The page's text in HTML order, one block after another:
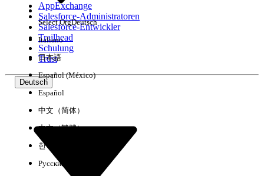
AppExchange
Salesforce-Administratoren
Salesforce-Entwickler
Trailhead
Schulung
Trust
Deutsch
Select OrgDeutsch
Italiano
日本語
Español (México)
Español
中文（简体）
中文（繁體）
한국어
Русский